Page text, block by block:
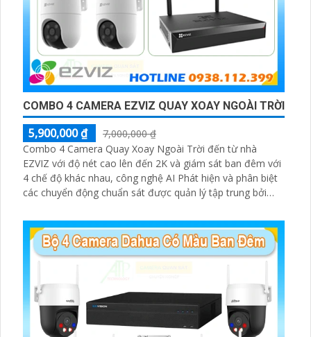
COMBO 4 CAMERA EZVIZ QUAY XOAY NGOÀI TRỜI
5,900,000 ₫
7,000,000 ₫
Combo 4 Camera Quay Xoay Ngoài Trời đến từ nhà
EZVIZ với độ nét cao lên đến 2K và giám sát ban đêm với
4 chế độ khác nhau, công nghệ AI Phát hiện và phân biệt
các chuyển động chuẩn sát được quản lý tập trung bởi